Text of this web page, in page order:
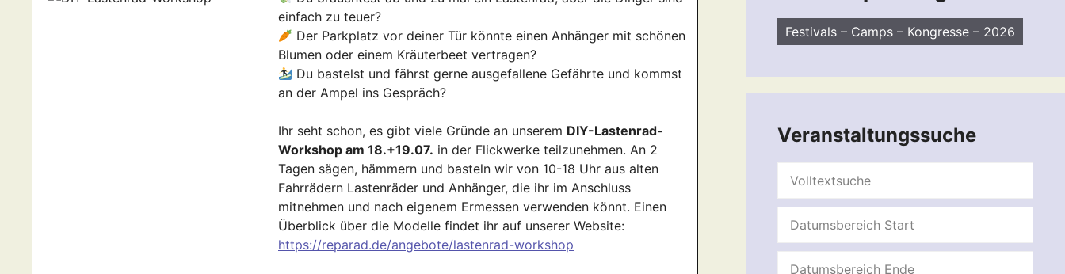
einfach zu teuer?
Der Parkplatz vor deiner Tür könnte einen Anhänger mit schönen
Blumen oder einem Kräuterbeet vertragen?
Du bastelst und fährst gerne ausgefallene Gefährte und kommst
an der Ampel ins Gespräch?
Ihr seht schon, es gibt viele Gründe an unserem DIY-Lastenrad-
Workshop am 18.+19.07. in der Flickwerke teilzunehmen. An 2
Tagen sägen, hämmern und basteln wir von 10-18 Uhr aus alten
Fahrrädern Lastenräder und Anhänger, die ihr im Anschluss
mitnehmen und nach eigenem Ermessen verwenden könnt. Einen
Überblick über die Modelle findet ihr auf unserer Website:
https://reparad.de/angebote/lastenrad-workshop
Festivals – Camps – Kongresse – 2026
Veranstaltungssuche